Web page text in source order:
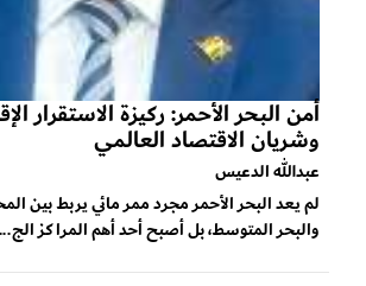
أمن البحر الأحمر: ركيزة الاستقرار
وشريان الاقتصاد العالمي
عبدالله الدعيس
لم يعد البحر الأحمر مجرد ممر مائي يربط بين
والبحر المتوسط، بل أصبح أحد أهم المراكز الج...